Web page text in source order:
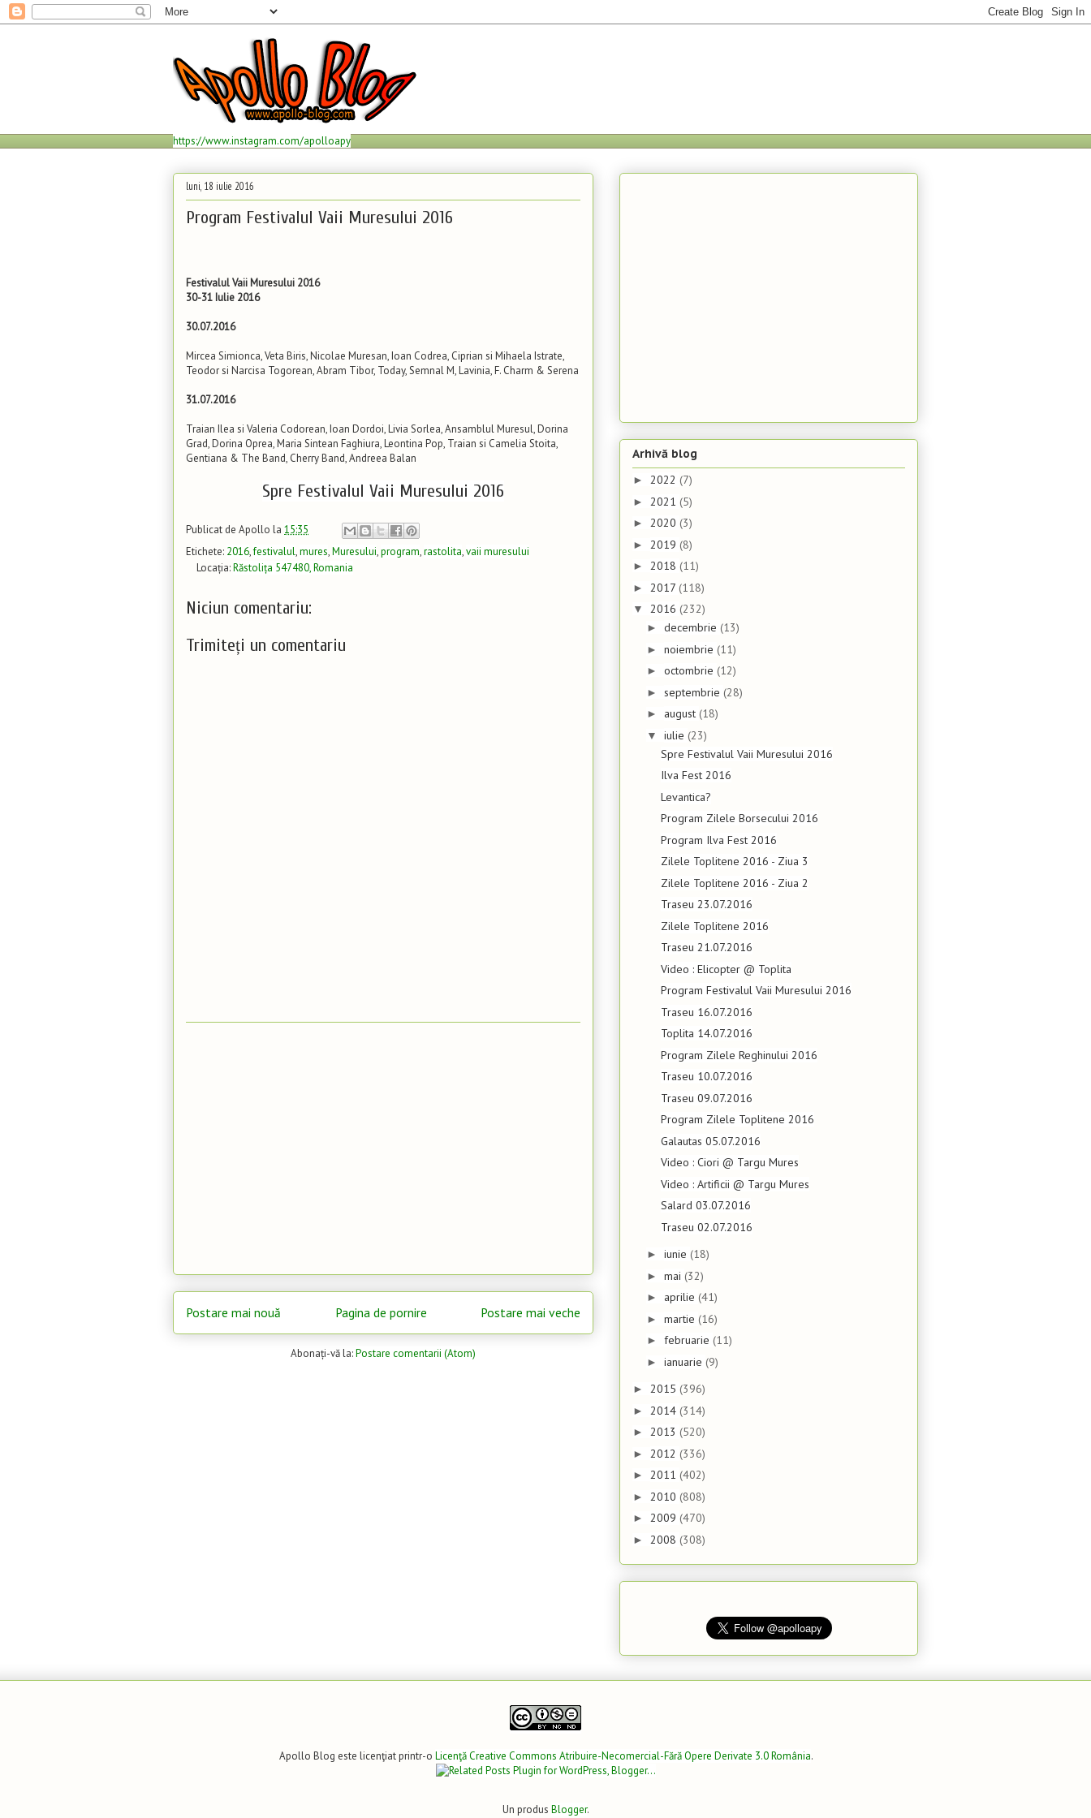
https://www.instagram.com/apolloapy
luni, 18 iulie 2016
Program Festivalul Vaii Muresului 2016
Festivalul Vaii Muresului 2016
30-31 Iulie 2016
30.07.2016
Mircea Simionca, Veta Biris, Nicolae Muresan, Ioan Codrea, Ciprian si Mihaela Istrate,
Teodor si Narcisa Togorean, Abram Tibor, Today, Semnal M, Lavinia, F. Charm & Serena
31.07.2016
Traian Ilea si Valeria Codorean, Ioan Dordoi, Livia Sorlea, Ansamblul Muresul, Dorina
Grad, Dorina Oprea, Maria Sintean Faghiura, Leontina Pop, Traian si Camelia Stoita,
Gentiana & The Band, Cherry Band, Andreea Balan
Spre Festivalul Vaii Muresului 2016
Publicat de Apollo la 15:35
Etichete: 2016,festivalul,mures,Muresului,program,rastolita,vaii muresului
Locația:Răstolița 547480, Romania
Niciun comentariu:
Trimiteți un comentariu
Postare mai nouă Postare mai veche
Pagina de pornire
Abonați-vă la:Postare comentarii (Atom)
Arhivă blog
► 2022 (7)
► 2021 (5)
► 2020 (3)
► 2019 (8)
► 2018 (11)
► 2017 (118)
▼ 2016 (232)
► decembrie (13)
► noiembrie (11)
► octombrie (12)
► septembrie (28)
► august (18)
▼ iulie (23)
Spre Festivalul Vaii Muresului 2016
Ilva Fest 2016
Levantica?
Program Zilele Borsecului 2016
Program Ilva Fest 2016
Zilele Toplitene 2016 - Ziua 3
Zilele Toplitene 2016 - Ziua 2
Traseu 23.07.2016
Zilele Toplitene 2016
Traseu 21.07.2016
Video : Elicopter @ Toplita
Program Festivalul Vaii Muresului 2016
Traseu 16.07.2016
Toplita 14.07.2016
Program Zilele Reghinului 2016
Traseu 10.07.2016
Traseu 09.07.2016
Program Zilele Toplitene 2016
Galautas 05.07.2016
Video : Ciori @ Targu Mures
Video : Artificii @ Targu Mures
Salard 03.07.2016
Traseu 02.07.2016
► iunie (18)
► mai (32)
► aprilie (41)
► martie (16)
► februarie (11)
► ianuarie (9)
► 2015 (396)
► 2014 (314)
► 2013 (520)
► 2012 (336)
► 2011 (402)
► 2010 (808)
► 2009 (470)
► 2008 (308)
Apollo Blog este licenţiat printr-o Licenţă Creative Commons Atribuire-Necomercial-Fără Opere Derivate 3.0 România.
Un produs Blogger.